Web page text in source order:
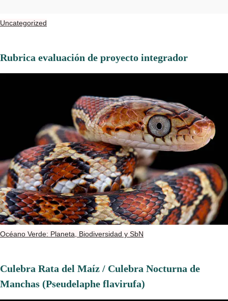
Uncategorized
Rubrica evaluación de proyecto integrador
Océano Verde: Planeta, Biodiversidad y SbN
Culebra Rata del Maíz / Culebra Nocturna de
Manchas (Pseudelaphe flavirufa)